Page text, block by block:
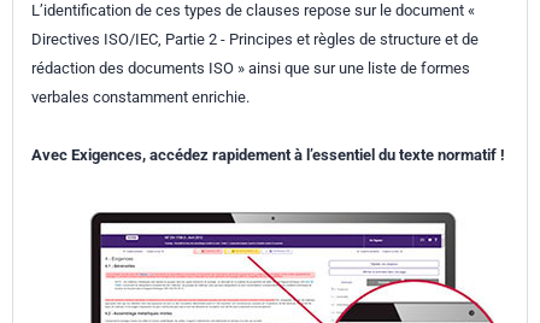
L’identification de ces types de clauses repose sur le document «
Directives ISO/IEC, Partie 2 - Principes et règles de structure et de
rédaction des documents ISO » ainsi que sur une liste de formes
verbales constamment enrichie.
Avec Exigences, accédez rapidement à l’essentiel du texte normatif !